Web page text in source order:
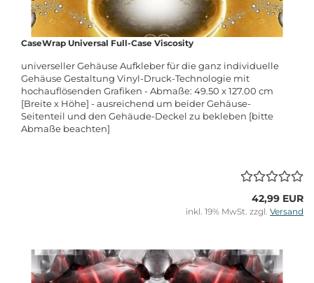
CaseWrap Universal Full-Case Viscosity
universeller Gehäuse Aufkleber für die ganz individuelle
Gehäuse Gestaltung Vinyl-Druck-Technologie mit
hochauflösenden Grafiken - Abmaße: 49.50 x 127.00 cm
[Breite x Höhe] - ausreichend um beider Gehäuse-
Seitenteil und den Gehäude-Deckel zu bekleben [bitte
Abmaße beachten]
42,99 EUR
inkl. 19% MwSt. zzgl. Versand